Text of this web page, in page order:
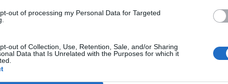
out of processing my Personal Data for Targeted
out of Collection, Use, Retention, Sale, and/or Sharing
Data that Is Unrelated with the Purposes for which it
www.rcc.int/see2030/